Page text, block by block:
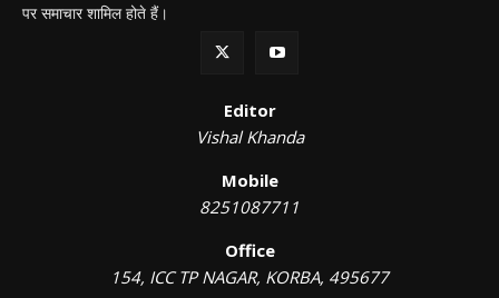
पर समाचार शामिल होते हैं।
Editor
Vishal Khanda
Mobile
8251087711
Office
154, ICC TP NAGAR, KORBA, 495677